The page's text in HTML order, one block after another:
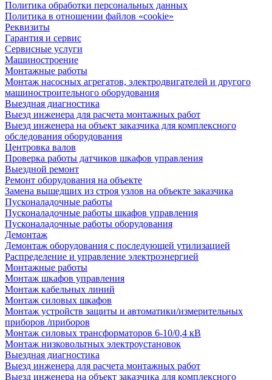
Политика обработки персональных данных
Политика в отношении файлов «cookie»
Реквизиты
Гарантия и сервис
Сервисные услуги
Машиностроение
Монтажные работы
Монтаж насосных агрегатов, электродвигателей и другого
машиностроительного оборудования
Выездная диагностика
Выезд инженера для расчета монтажных работ
Выезд инженера на объект заказчика для комплексного
обследования оборудования
Центровка валов
Проверка работы датчиков шкафов управления
Выездной ремонт
Ремонт оборудования на объекте
Замена вышедших из строя узлов на объекте заказчика
Пусконаладочные работы
Пусконаладочные работы шкафов управления
Пусконаладочные работы оборудования
Демонтаж
Демонтаж оборудования с последующей утилизацией
Распределение и управление электроэнергией
Монтажные работы
Монтаж шкафов управления
Монтаж кабельных линий
Монтаж силовых шкафов
Монтаж устройств защиты и автоматики/измерительных
приборов /приборов
Монтаж силовых трансформаторов 6-10/0,4 кВ
Монтаж низковольтных электроустановок
Выездная диагностика
Выезд инженера для расчета монтажных работ
Выезд инженера на объект заказчика для комплексного